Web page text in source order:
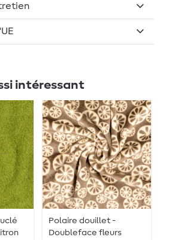
intéressant
Polaire douillet -
Doubleface fleurs